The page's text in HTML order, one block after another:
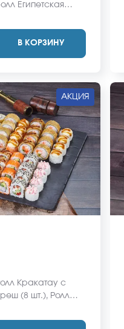
Египетская
и соевый соус.
*Внешний вид
на сайте.
В КОРЗИНУ
АКЦИЯ
Кракатау с
(8 шт.), Ролл
Ролл Монтана (8